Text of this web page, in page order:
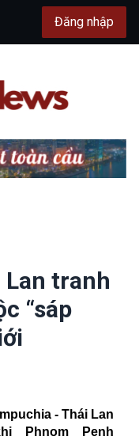
Đăng nhập
Lan tranh
“sáp
- Thái Lan
Phnom Penh